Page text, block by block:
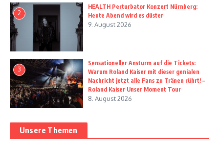
2
HEALTH Perturbator Konzert Nürnberg:
Heute Abend wird es düster
9. August 2026
3
Sensationeller Ansturm auf die Tickets:
Warum Roland Kaiser mit dieser genialen
Nachricht jetzt alle Fans zu Tränen rührt! –
Roland Kaiser Unser Moment Tour
8. August 2026
Unsere Themen